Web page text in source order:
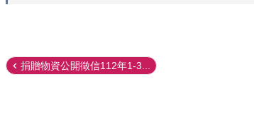
捐贈物資公開徵信112年1-3...